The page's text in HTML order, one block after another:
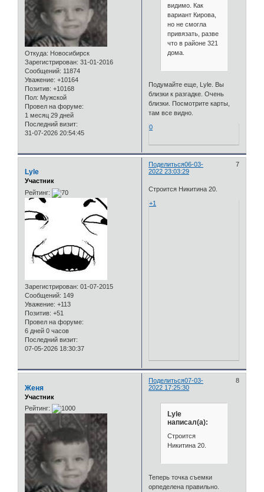
Откуда: Новосибирск
Зарегистрирован: 31-01-2016
Сообщений: 11874
Уважение: +10164
Позитив: +10168
Пол: Мужской
Провел на форуме:
1 месяц 29 дней
Последний визит:
31-07-2026 20:54:45
видимо. Как
вариант Кирова,
но не смогла
привязать, разве
что в районе 321
дома.
Подумайте еще, Lyle. Вы
близки к разгадке. Очень
близки. Посмотрите карты,
там все видно.
0
Поделиться 7
06-03-
2022 23:03:29
Lyle
Участник
Рейтинг:
Зарегистрирован: 01-07-2015
Сообщений: 149
Уважение: +113
Позитив: +51
Провел на форуме:
6 дней 0 часов
Последний визит:
07-05-2026 18:30:37
Строится Никитина 20.
+1
Поделиться 8
07-03-
2022 17:25:30
Женя
Участник
Рейтинг:
Lyle
написал(а):
Строится
Никитина 20.
Теперь точка съемки
орпеделена правильно.